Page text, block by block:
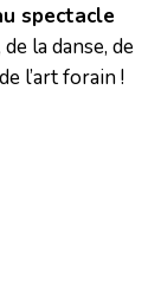
spectacle
la danse, de
l’art forain !